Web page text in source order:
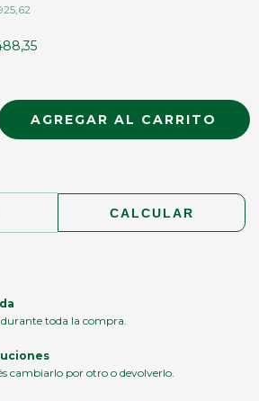
CALCULAR
durante toda la compra.
cambiarlo por otro o devolverlo.